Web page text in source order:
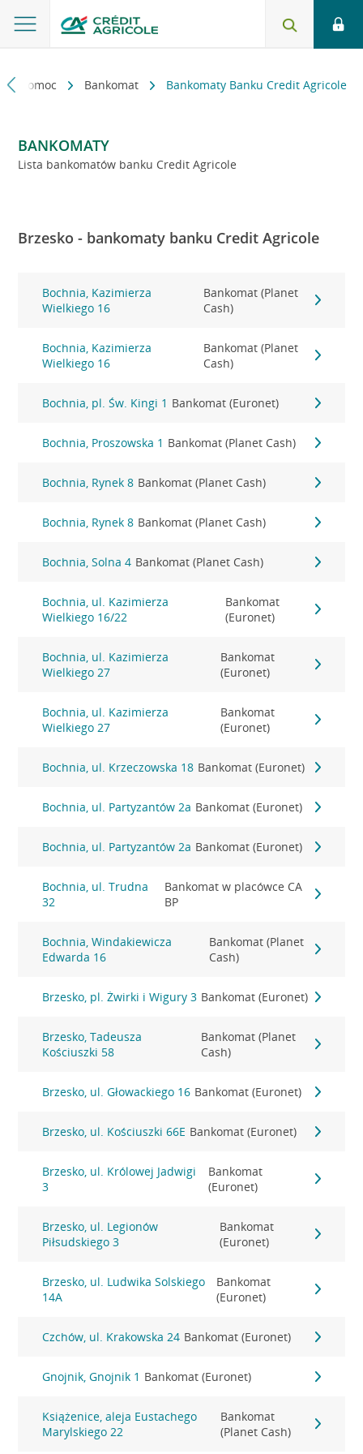
i pomoc Bankomat Bankomaty Banku Credit Agricole
BANKOMATY
Lista bankomatów banku Credit Agricole
Brzesko - bankomaty banku Credit Agricole
Bochnia, Kazimierza
Wielkiego 16
Bankomat (Planet
Cash)
Bochnia, Kazimierza
Wielkiego 16
Bankomat (Planet
Cash)
Bochnia, pl. Św. Kingi 1 Bankomat (Euronet)
Bochnia, Proszowska 1 Bankomat (Planet Cash)
Bochnia, Rynek 8 Bankomat (Planet Cash)
Bochnia, Rynek 8 Bankomat (Planet Cash)
Bochnia, Solna 4 Bankomat (Planet Cash)
Bochnia, ul. Kazimierza
Wielkiego 16/22
Bankomat
(Euronet)
Bochnia, ul. Kazimierza
Wielkiego 27
Bankomat
(Euronet)
Bochnia, ul. Kazimierza
Wielkiego 27
Bankomat
(Euronet)
Bochnia, ul. Krzeczowska 18 Bankomat (Euronet)
Bochnia, ul. Partyzantów 2a Bankomat (Euronet)
Bochnia, ul. Partyzantów 2a Bankomat (Euronet)
Bochnia, ul. Trudna
32
Bankomat w placówce CA
BP
Bochnia, Windakiewicza
Edwarda 16
Bankomat (Planet
Cash)
Brzesko, pl. Żwirki i Wigury 3 Bankomat (Euronet)
Brzesko, Tadeusza
Kościuszki 58
Bankomat (Planet
Cash)
Brzesko, ul. Głowackiego 16 Bankomat (Euronet)
Brzesko, ul. Kościuszki 66E Bankomat (Euronet)
Brzesko, ul. Królowej Jadwigi
3
Bankomat
(Euronet)
Brzesko, ul. Legionów
Piłsudskiego 3
Bankomat
(Euronet)
Brzesko, ul. Ludwika Solskiego
14A
Bankomat
(Euronet)
Czchów, ul. Krakowska 24 Bankomat (Euronet)
Gnojnik, Gnojnik 1 Bankomat (Euronet)
Książenice, aleja Eustachego
Marylskiego 22
Bankomat
(Planet Cash)